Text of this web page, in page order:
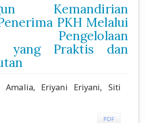
Kemandirian
PKH Melalui
Pengelolaan
yang Praktis dan
Amalia, Eriyani Eriyani, Siti
PDF